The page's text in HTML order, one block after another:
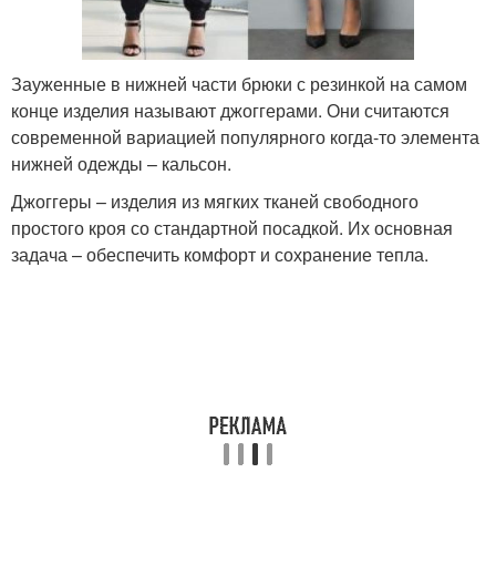
Зауженные в нижней части брюки с резинкой на самом
конце изделия называют джоггерами. Они считаются
современной вариацией популярного когда-то элемента
нижней одежды – кальсон.
Джоггеры – изделия из мягких тканей свободного
простого кроя со стандартной посадкой. Их основная
задача – обеспечить комфорт и сохранение тепла.